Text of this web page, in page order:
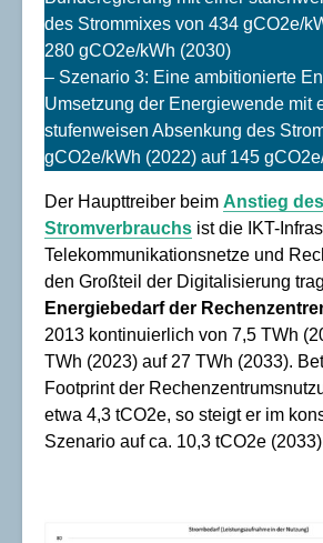
des Strommixes von 434 gCO2e/
280 gCO2e/kWh (2030)
– Szenario 3: Eine ambitionierte
Umsetzung der Energiewende mit
stufenweisen Absenkung des
gCO2e/kWh (2022) auf 145
Der Haupttreiber beim Anstieg des
Stromverbrauchs ist die IKT-
Telekommunikationsnetze und
den Großteil der Digitalisierung
Energiebedarf der
2013 kontinuierlich von 7,5 TWh
TWh (2023) auf 27 TWh (2033).
Footprint der
etwa 4,3 tCO2e, so steigt er im
Szenario auf ca. 10,3 tCO2e